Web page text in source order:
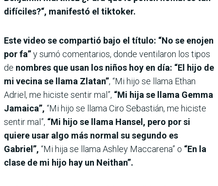
difíciles?“, manifestó el tiktoker.
Este video se compartió bajo el título: “No se enojen
por fa”y sumó comentarios, donde ventilaron los tipos
de nombres que usan los niños hoy en día: “El hijo de
mi vecina se llama Zlatan”, “Mi hijo se llama Ethan
Adriel, me hiciste sentir mal”, “Mi hija se llama Gemma
Jamaica”, “Mi hijo se llama Ciro Sebastián, me hiciste
sentir mal”, “Mi hijo se llama Hansel, pero por si
quiere usar algo más normal su segundo es
Gabriel”, “Mi hija se llama Ashley Maccarena” o “En la
clase de mi hijo hay un Neithan”.